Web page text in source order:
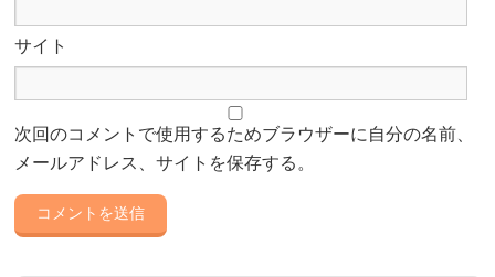
サイト
次回のコメントで使用するためブラウザーに自分の名前、
メールアドレス、サイトを保存する。